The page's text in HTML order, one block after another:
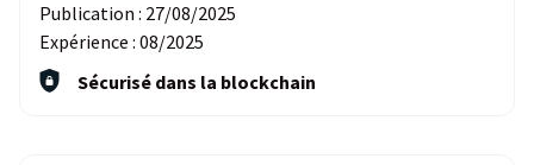
Publication : 27/08/2025
Expérience : 08/2025
Sécurisé dans la blockchain